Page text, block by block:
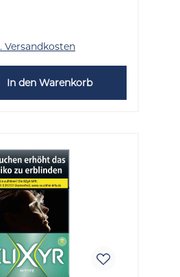
Versandkosten
In den Warenkorb